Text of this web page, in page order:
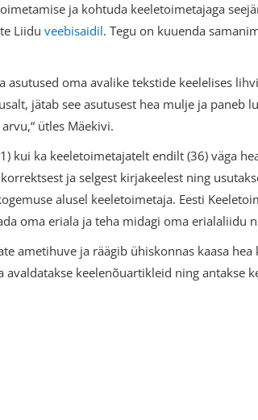
ja kohtuda keeletoimetajaga
Liidu veebisaidil. Tegu on kuuenda
oma avalike tekstide keelelises
jätab see asutusest hea mulje ja paneb
ütles Mäekivi.
kui ka keeletoimetajatelt endilt (36) väga
ja selgest kirjakeelest ning
alusel keeletoimetaja. Eesti
oma eriala ja teha midagi oma erialaliidu
ametihuve ja räägib ühiskonnas kaasa hea
keelenõuartikleid ning antakse